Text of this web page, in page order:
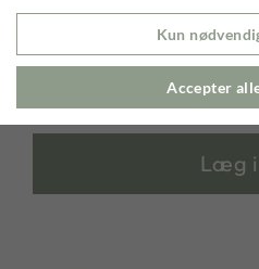
65,00 kr.
Læg i
Kun
Accepter